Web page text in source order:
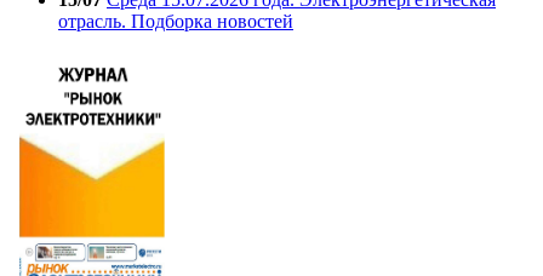
отрасль. Подборка новостей